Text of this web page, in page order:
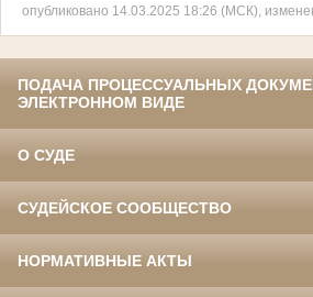
опубликовано 14.03.2025 18:26 (МСК),
ПОДАЧА ПРОЦЕССУАЛЬНЫХ
ЭЛЕКТРОННОМ ВИДЕ
О СУДЕ
СУДЕЙСКОЕ СООБЩЕСТВО
НОРМАТИВНЫЕ АКТЫ